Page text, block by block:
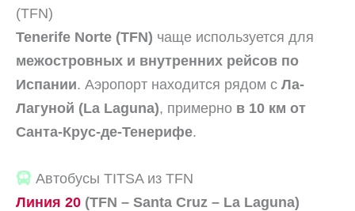
(TFN)
Tenerife Norte (TFN) чаще используется для
межостровных и внутренних рейсов по
Испании. Аэропорт находится рядом с Ла-
Лагуной (La Laguna), примерно в 10 км от
Санта-Крус-де-Тенерифе.
Автобусы TITSA из TFN
Линия 20 (TFN – Santa Cruz – La Laguna)